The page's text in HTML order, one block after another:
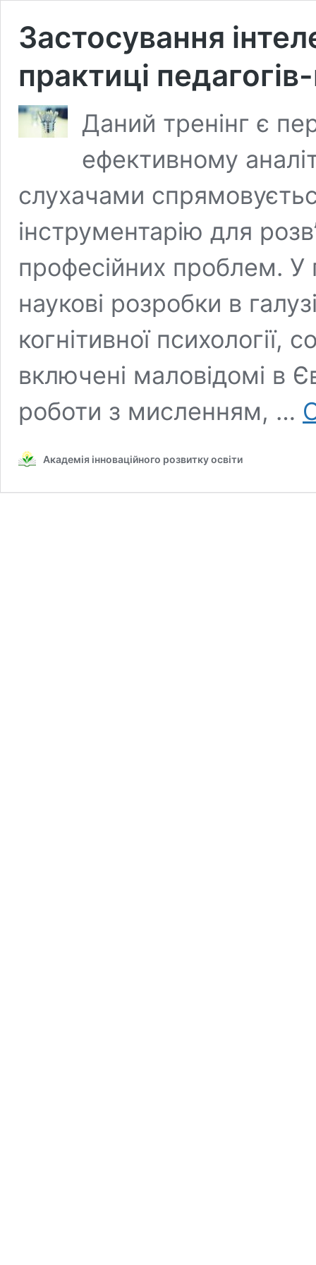
Застосування
практиці
Даний тренінг є
ефективному
слухачами
інструментарію для
професійних проблем. У
наукові розробки в
когнітивної психології,
включені маловідомі в
роботи з мисленням, …
Академія інноваційного розвитку освіти